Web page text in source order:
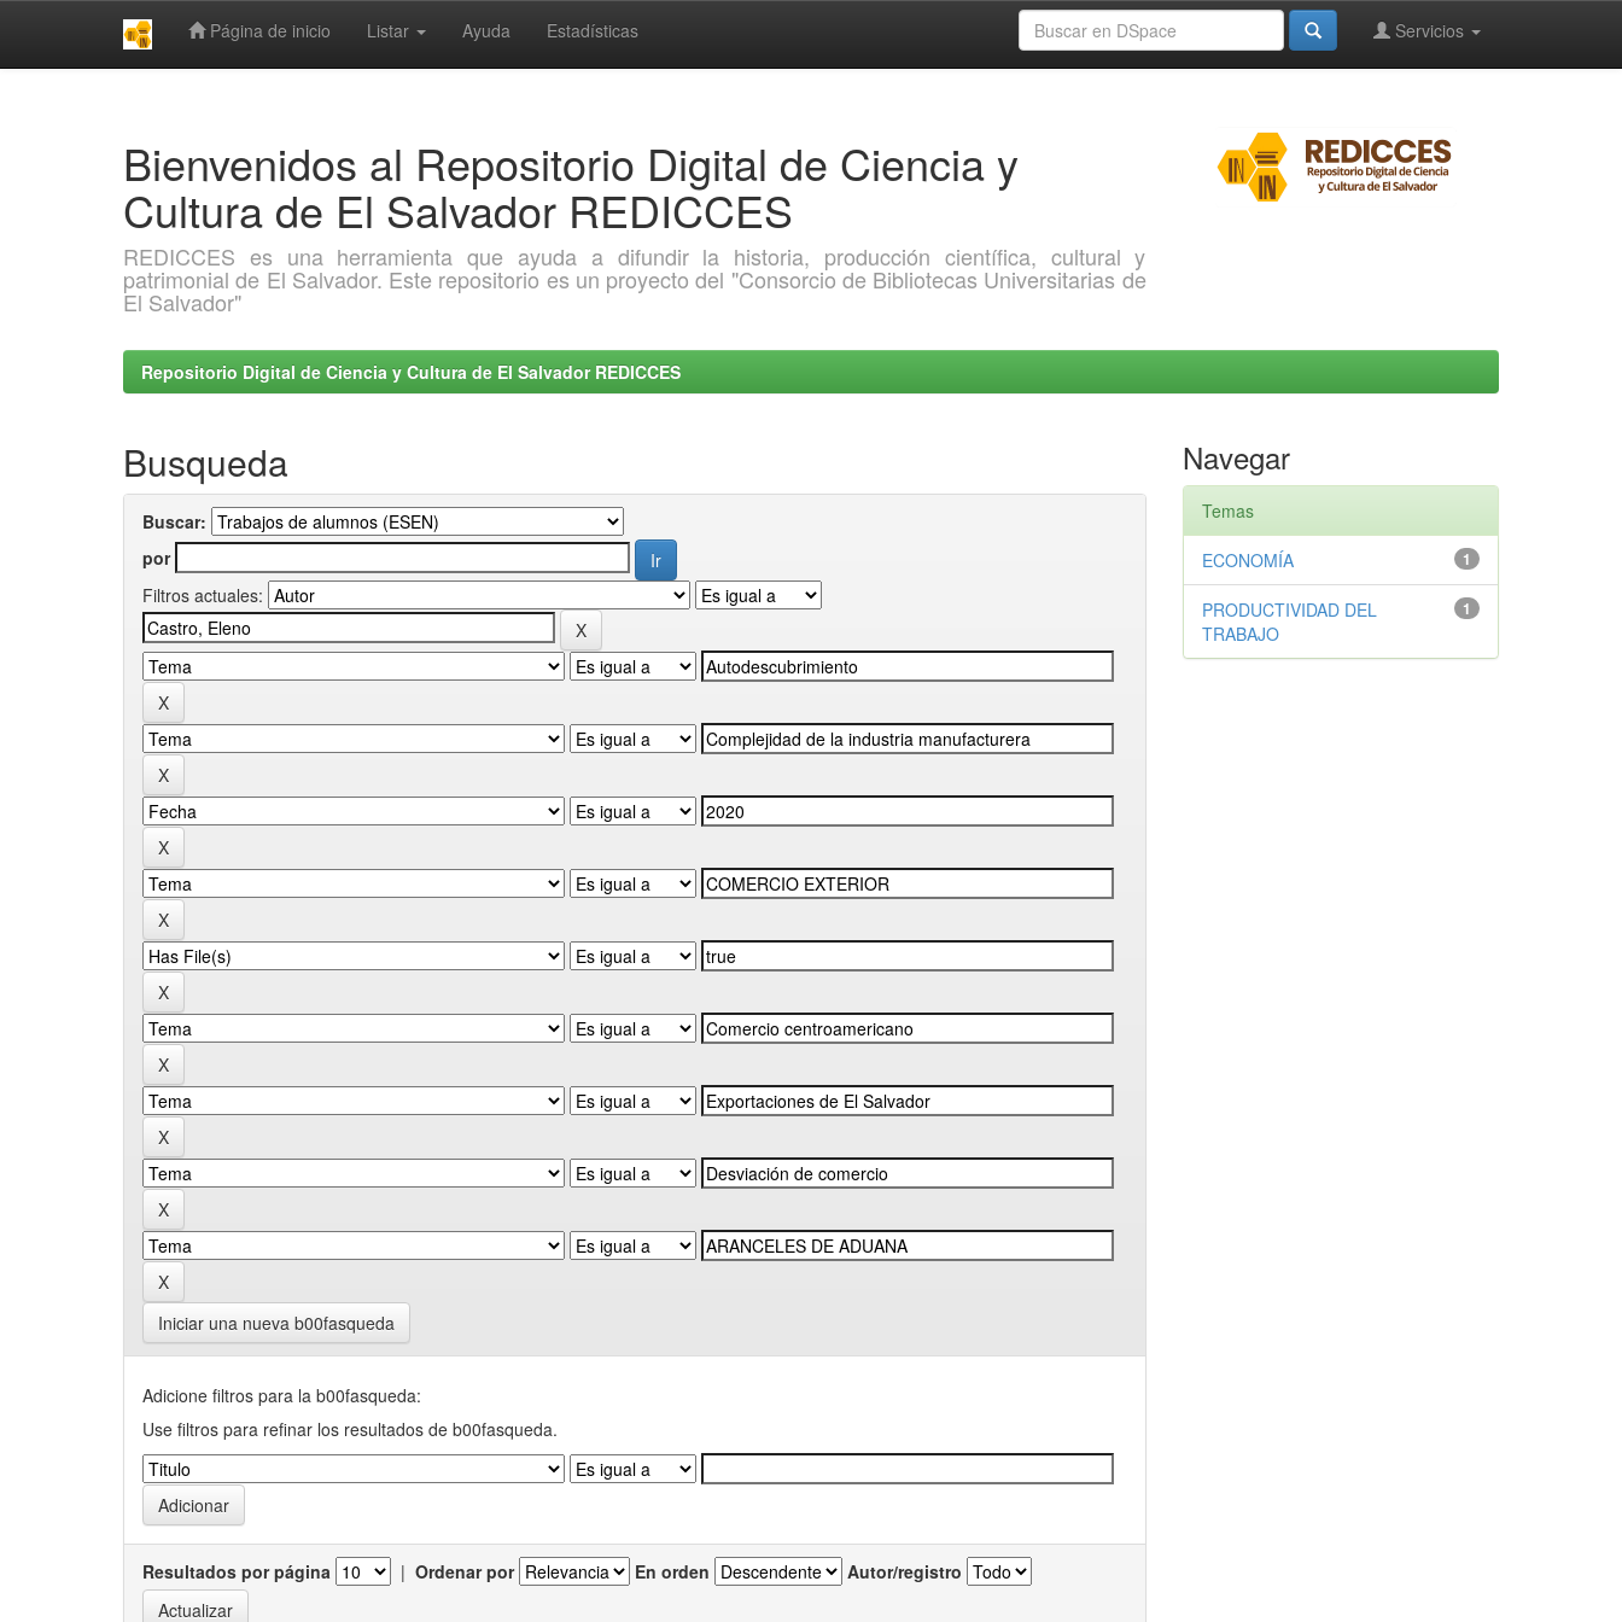
Página de inicio Listar Ayuda Estadísticas Servicios
Bienvenidos al Repositorio Digital de Ciencia y
Cultura de El Salvador REDICCES
REDICCES es una herramienta que ayuda a difundir la historia, producción científica, cultural y
patrimonial de El Salvador. Este repositorio es un proyecto del "Consorcio de Bibliotecas Universitarias de
El Salvador"
Repositorio Digital de Ciencia y Cultura de El Salvador REDICCES
Busqueda
Buscar:
por
Filtros actuales:
Iniciar una nueva b00fasqueda
Adicione filtros para la b00fasqueda:
Use filtros para refinar los resultados de b00fasqueda.
Resultados por página | Ordenar por En orden Autor/registro
Navegar
Temas
1
ECONOMÍA
1
PRODUCTIVIDAD DEL
TRABAJO